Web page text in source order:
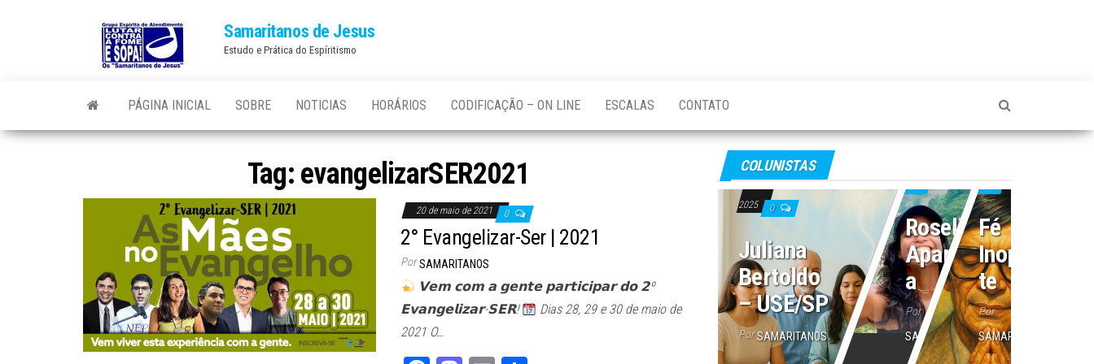
Samaritanos de Jesus
Estudo e Prática do Espíritismo
PÁGINA INICIAL SOBRE NOTICIAS HORÁRIOS CODIFICAÇÃO – ON LINE ESCALAS CONTATO
Tag: evangelizarSER2021
20 de maio de 2021 0
2° Evangelizar-Ser | 2021
Por SAMARITANOS
𝗩𝗲𝗺 𝗰𝗼𝗺 𝗮 𝗴𝗲𝗻𝘁𝗲 𝗽𝗮𝗿𝘁𝗶𝗰𝗶𝗽𝗮𝗿 𝗱𝗼 𝟮º
𝗘𝘃𝗮𝗻𝗴𝗲𝗹𝗶𝘇𝗮𝗿-𝗦𝗘𝗥!
Dias 28, 29 e 30 de maio de
2021 O…
COLUNISTAS
16 de julho de
2025
0
Juliana
Bertoldo
– USE/SP
Por SAMARITANOS
Roseli
Aparecid
a
Por
SAMARITANOS
Fé
Inoperan
te
Por
SAMARITANOS